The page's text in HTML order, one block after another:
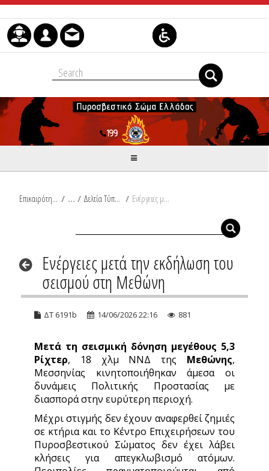
Μετάβαση στο περιεχόμενο
Επικαιρότητα / Δελτία Τύπου / Ενέργειες μετά την εκδήλωση του σεισμού στη Μεθώνη
Ενέργειες μετά την εκδήλωση του
σεισμού στη Μεθώνη
ΔΤ 6191b 14/06/2026 22:16 881
Μετά τη σεισμική δόνηση μεγέθους 5,3
Ρίχτερ, 18 χλμ ΝΝΔ της Μεθώνης,
Μεσσηνίας κινητοποιήθηκαν άμεσα οι
δυνάμεις Πολιτικής Προστασίας με
διασπορά στην ευρύτερη περιοχή.
Μέχρι στιγμής δεν έχουν αναφερθεί ζημιές
σε κτήρια και το Κέντρο Επιχειρήσεων του
Πυροσβεστικού Σώματος δεν έχει λάβει
κλήσεις για απεγκλωβισμό ατόμων.